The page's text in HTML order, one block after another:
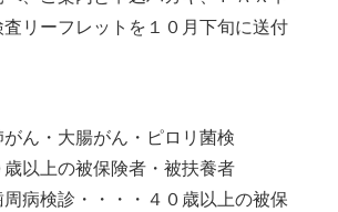
リーフレットを１０月下旬に送付
ん・大腸がん・ピロリ菌検
以上の被保険者・被扶養者
病検診・・・・４０歳以上の被保